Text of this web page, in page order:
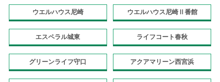
ウエルハウス尼崎 ウエルハウス尼崎Ⅱ番館
エスペラル城東 ライフコート春秋
グリーンライフ守口 アクアマリーン西宮浜